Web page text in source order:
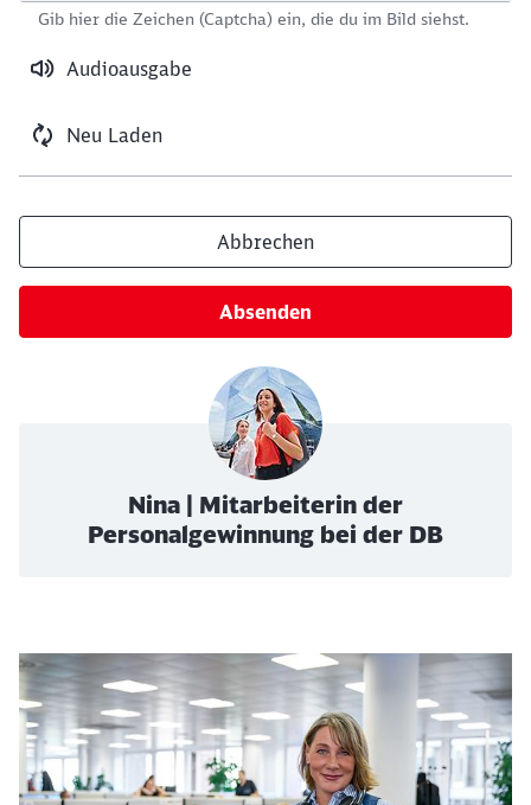
Audioausgabe
Neu Laden
Gib hier die Zeichen (Captcha) ein, die du im Bild siehst.
Abbrechen
Absenden
Nina | Mitarbeiterin der
Personalgewinnung bei der DB
Schließen
Möchten Sie zuweitergeleitet